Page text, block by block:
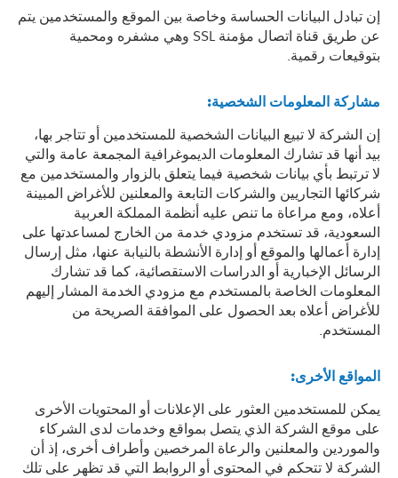
إن تبادل البيانات الحساسة وخاصة بين الموقع والمستخدمين يتم
عن طريق قناة اتصال مؤمنة SSL وهي مشفره ومحمية
بتوقيعات رقمية.
مشاركة المعلومات الشخصية:
إن الشركة لا تبيع البيانات الشخصية للمستخدمين أو تتاجر بها،
بيد أنها قد تشارك المعلومات الديموغرافية المجمعة عامة والتي
لا ترتبط بأي بيانات شخصية فيما يتعلق بالزوار والمستخدمين مع
شركائها التجاريين والشركات التابعة والمعلنين للأغراض المبينة
أعلاه، ومع مراعاة ما تنص عليه أنظمة المملكة العربية
السعودية، قد تستخدم مزودي خدمة من الخارج لمساعدتها على
إدارة أعمالها والموقع أو إدارة الأنشطة بالنيابة عنها، مثل إرسال
الرسائل الإخبارية أو الدراسات الاستقصائية، كما قد تشارك
المعلومات الخاصة بالمستخدم مع مزودي الخدمة المشار إليهم
للأغراض أعلاه بعد الحصول على الموافقة الصريحة من
المستخدم.
المواقع الأخرى:
يمكن للمستخدمين العثور على الإعلانات أو المحتويات الأخرى
على موقع الشركة الذي يتصل بمواقع وخدمات لدى الشركاء
والموردين والمعلنين والرعاة المرخصين وأطراف أخرى، إذ أن
الشركة لا تتحكم في المحتوى أو الروابط التي قد تظهر على تلك